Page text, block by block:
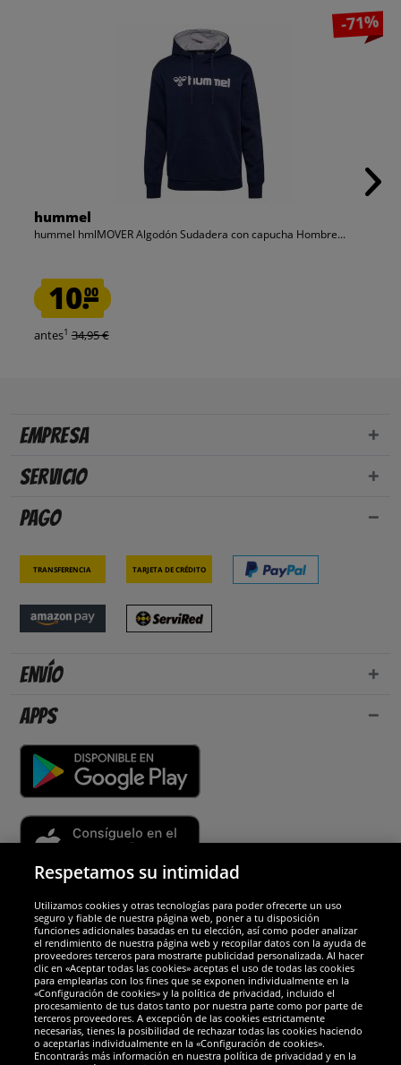
-71%
hummel
hummel hmlMOVER Algodón Sudadera con capucha Hombre...
10.00
antes1 34,95 €
Empresa
Servicio
Pago
Transferencia Tarjeta de crédito
Envío
Apps
Socios y seguridad
Galardones
Respetamos su intimidad
Utilizamos cookies y otras tecnologías para poder ofrecerte un uso
seguro y fiable de nuestra página web, poner a tu disposición
funciones adicionales basadas en tu elección, así como poder analizar
el rendimiento de nuestra página web y recopilar datos con la ayuda de
proveedores terceros para mostrarte publicidad personalizada. Al hacer
clic en «Aceptar todas las cookies» aceptas el uso de todas las cookies
para emplearlas con los fines que se exponen individualmente en la
«Configuración de cookies» y la política de privacidad, incluido el
procesamiento de tus datos tanto por nuestra parte como por parte de
terceros proveedores. A excepción de las cookies estrictamente
necesarias, tienes la posibilidad de rechazar todas las cookies haciendo
o aceptarlas individualmente en la «Configuración de cookies».
Encontrarás más información en nuestra política de privacidad y en la